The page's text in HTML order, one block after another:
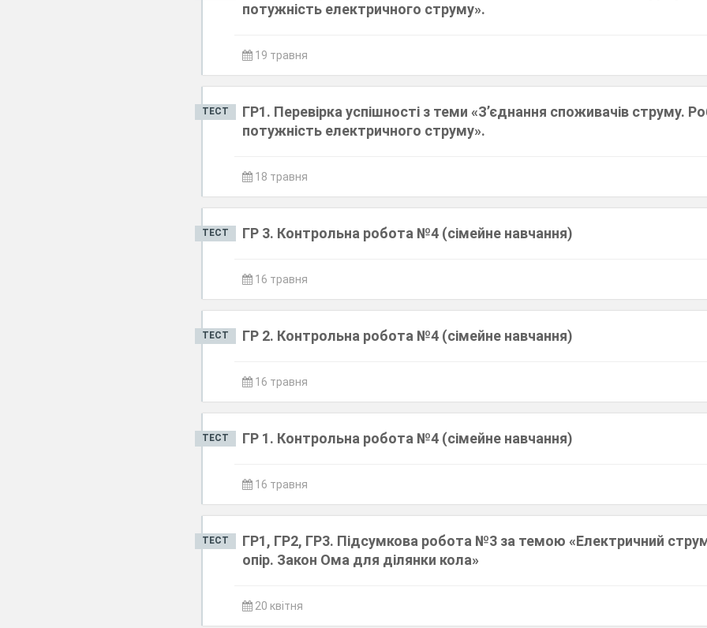
потужність електричного струму».
19 травня
ТЕСТ
ГР1. Перевірка успішності з теми «З’єднання споживачів струму.
потужність електричного струму».
18 травня
ТЕСТ ГР 3. Контрольна робота №4 (сімейне навчання)
16 травня
ТЕСТ ГР 2. Контрольна робота №4 (сімейне навчання)
16 травня
ТЕСТ ГР 1. Контрольна робота №4 (сімейне навчання)
16 травня
ТЕСТ
ГР1, ГР2, ГР3. Підсумкова робота №3 за темою «Електричний
опір. Закон Ома для ділянки кола»
20 квітня